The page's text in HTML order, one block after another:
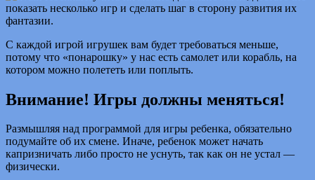
показать несколько игр и сделать шаг в сторону развития их
фантазии.
С каждой игрой игрушек вам будет требоваться меньше,
потому что «понарошку» у нас есть самолет или корабль, на
котором можно полететь или поплыть.
Внимание! Игры должны меняться!
Размышляя над программой для игры ребенка, обязательно
подумайте об их смене. Иначе, ребенок может начать
капризничать либо просто не уснуть, так как он не устал —
физически.